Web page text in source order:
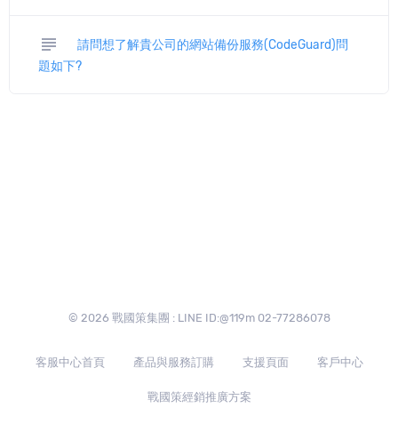
subject
請問想了解貴公司的網站備份服務(CodeGuard)問
題如下?
© 2026 戰國策集團 : LINE ID:@119m 02-77286078
客服中心首頁 產品與服務訂購 支援頁面 客戶中心
戰國策經銷推廣方案